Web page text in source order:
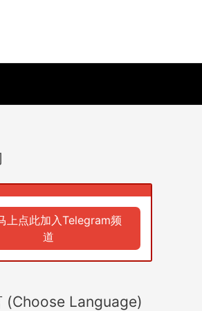
上点此加入Telegram频
道
(Choose Language)